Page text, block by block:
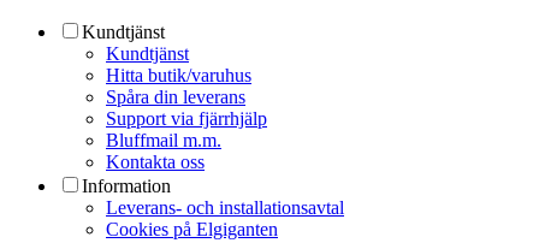
Kundtjänst
Kundtjänst
Hitta butik/varuhus
Spåra din leverans
Support via fjärrhjälp
Bluffmail m.m.
Kontakta oss
Information
Leverans- och installationsavtal
Cookies på Elgiganten